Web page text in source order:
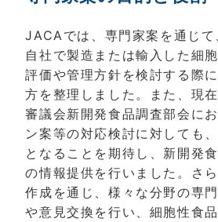
JACAでは、専門家案を通じ
自社で製造または輸入した細
評価や管理方針を検討する際
方を整理しました。また、現
審議会新開発食品調査部会に
ン案等の対応検討に対しても
となることを期待し、新開発
の情報提供を行いました。さ
作成を通じ、様々な分野の専
や意見交換を行い、細胞性食